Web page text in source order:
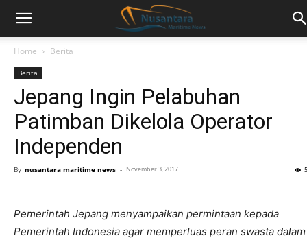
Home Berita
Berita
Jepang Ingin Pelabuhan
Patimban Dikelola Operator
Independen
By nusantara maritime news - November 3, 2017
Pemerintah Jepang menyampaikan permintaan kepada
Pemerintah Indonesia agar memperluas peran swasta dalam